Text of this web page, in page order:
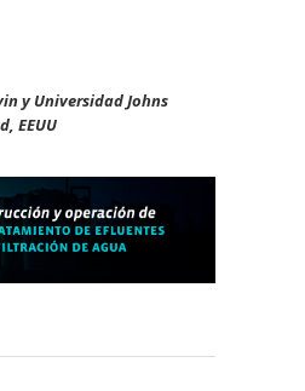
y Universidad Johns
EEUU